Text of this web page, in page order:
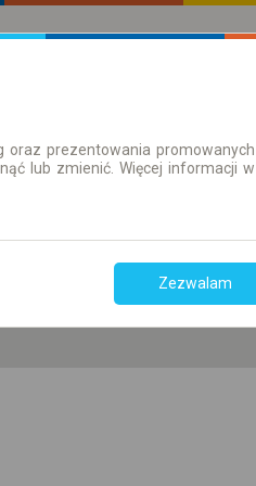
przesiadek
Tylko bilet online
oraz prezentowania promowanych
lub zmienić. Więcej informacji w
Zezwalam